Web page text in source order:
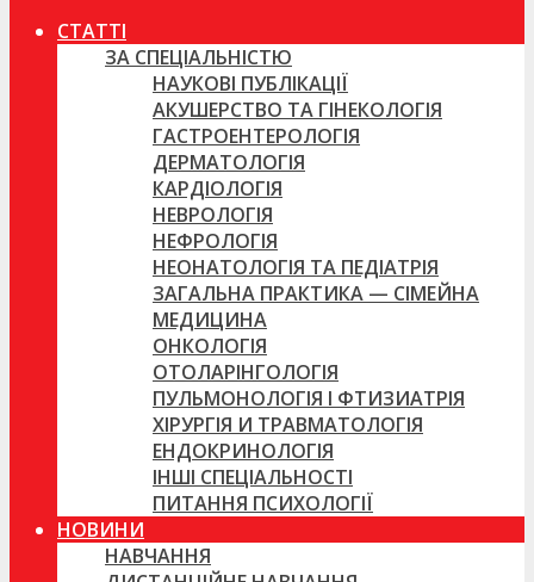
СТАТТІ
ЗА СПЕЦІАЛЬНІСТЮ
НАУКОВІ ПУБЛІКАЦІЇ
АКУШЕРСТВО ТА ГІНЕКОЛОГІЯ
ГАСТРОЕНТЕРОЛОГІЯ
ДЕРМАТОЛОГІЯ
КАРДІОЛОГІЯ
НЕВРОЛОГІЯ
НЕФРОЛОГІЯ
НЕОНАТОЛОГІЯ ТА ПЕДІАТРІЯ
ЗАГАЛЬНА ПРАКТИКА — СІМЕЙНА
МЕДИЦИНА
ОНКОЛОГІЯ
ОТОЛАРІНГОЛОГІЯ
ПУЛЬМОНОЛОГІЯ І ФТИЗИАТРІЯ
ХІРУРГІЯ И ТРАВМАТОЛОГІЯ
ЕНДОКРИНОЛОГІЯ
ІНШІ СПЕЦІАЛЬНОСТІ
ПИТАННЯ ПСИХОЛОГІЇ
НОВИНИ
НАВЧАННЯ